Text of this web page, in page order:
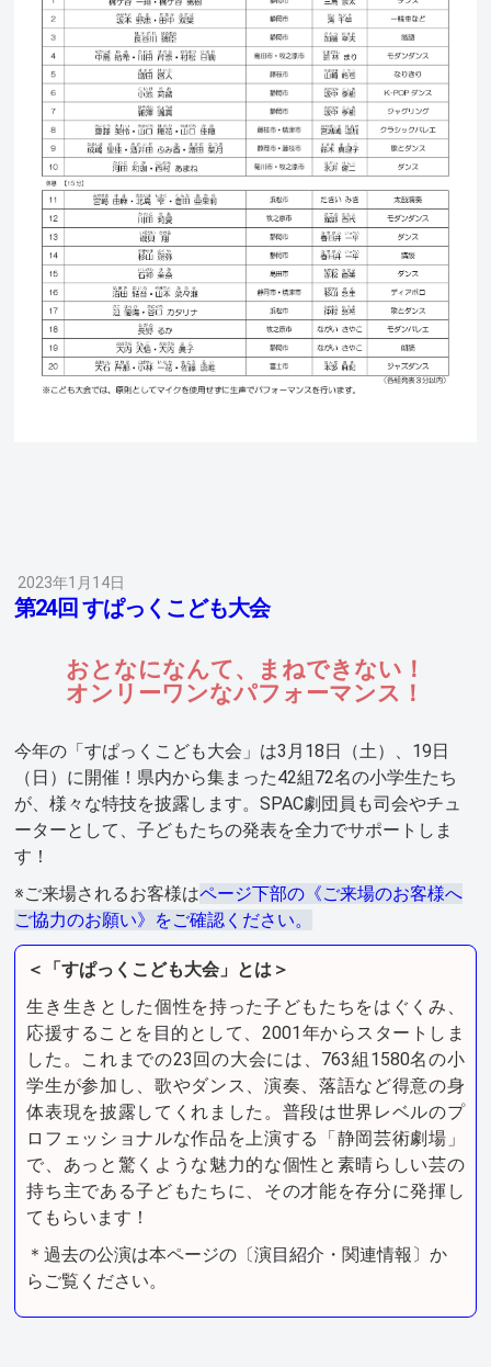
2023年1月14日
第24回 すぱっくこども大会
おとなになんて、まねできない！
オンリーワンなパフォーマンス！
今年の「すぱっくこども大会」は3月18日（土）、19日
（日）に開催！県内から集まった42組72名の小学生たち
が、様々な特技を披露します。SPAC劇団員も司会やチュ
ーターとして、子どもたちの発表を全力でサポートしま
す！
※ご来場されるお客様はページ下部の《ご来場のお客様へ
ご協力のお願い》をご確認ください。
＜「すぱっくこども大会」とは＞
生き生きとした個性を持った子どもたちをはぐくみ、
応援することを目的として、2001年からスタートしま
した。これまでの23回の大会には、763組1580名の小
学生が参加し、歌やダンス、演奏、落語など得意の身
体表現を披露してくれました。普段は世界レベルのプ
ロフェッショナルな作品を上演する「静岡芸術劇場」
で、あっと驚くような魅力的な個性と素晴らしい芸の
持ち主である子どもたちに、その才能を存分に発揮し
てもらいます！
＊過去の公演は本ページの〔演目紹介・関連情報〕か
らご覧ください。